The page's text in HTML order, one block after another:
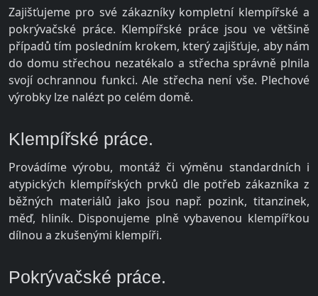
Zajišťujeme pro své zákazníky kompletní klempířské a
pokrývačské práce. Klempířské práce jsou ve většině
případů tím posledním krokem, který zajišťuje, aby nám
do domu střechou nezatékalo a střecha správně plnila
svojí ochrannou funkci. Ale střecha není vše. Plechové
výrobky lze nalézt po celém domě.
Klempířské práce.
Provádíme výrobu, montáž či výměnu standardních i
atypických klempířských prvků dle potřeb zákazníka z
běžných materiálů jako jsou např. pozink, titanzinek,
měď, hliník. Disponujeme plně vybavenou klempířkou
dílnou a zkušenými klempíři.
Pokrývačské práce.